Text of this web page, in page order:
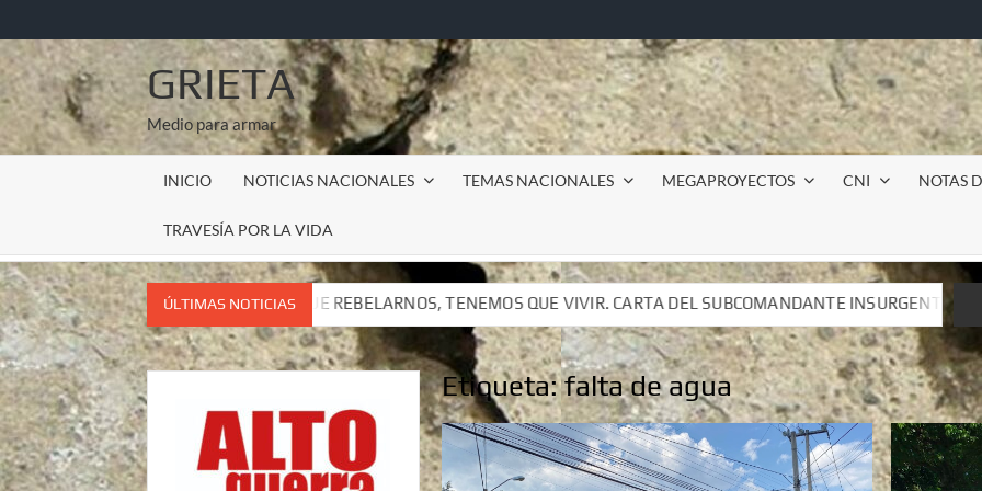
al
contenido
GRIETA
Medio para armar
INICIO NOTICIAS NACIONALES TEMAS NACIONALES MEGAPROYECTOS CNI NOTAS
TRAVESÍA POR LA VIDA
ÚLTIMAS NOTICIAS
QUE REBELARNOS, TENEMOS QUE VIVIR. CARTA DEL SUBCOMANDANTE INSURGENTE MOISÉS A LUIS DE TAVIRA
QUE REBELARNOS, TENEMOS QUE VIVIR. CARTA DEL SUBCOMANDANTE INSURGENTE MOISÉS A LUIS DE TAVIRA
Etiqueta:falta de agua